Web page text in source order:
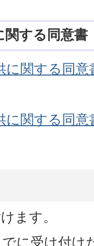
関する同意書
に関する同
に関する同
ます。
に受け付け